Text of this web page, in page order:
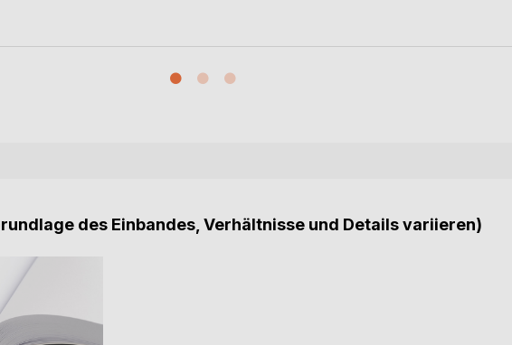
des Einbandes, Verhältnisse und Details variieren)